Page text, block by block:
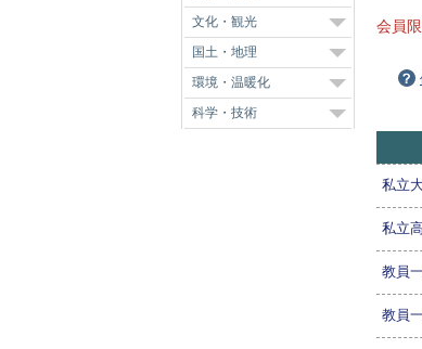
会員
私立
私立
教員
教員
文化・観光
国土・地理
環境・温暖化
科学・技術